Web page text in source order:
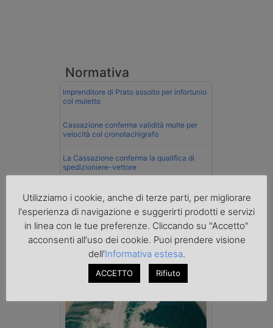
Normativa
Imprenditore di Prato assolto per infortunio
col muletto
Cassazione conferma validità multe per
velocità col cronotachigrafo
La Cassazione conferma la qualifica di
spedizioniere-vettore
su tutta la filiera
Nuovi chiarimenti sull’uso del
cronotachigrafo smart di seconda
generazione
Mare
Utilizziamo i cookie, anche di terze parti, per migliorare
l'esperienza di navigazione e suggerirti prodotti e servizi
in linea con le tue preferenze. Cliccando su "Accetto"
acconsenti all'uso dei cookie. Puoi prendere visione
dell'Informativa estesa.
ACCETTO Rifiuto